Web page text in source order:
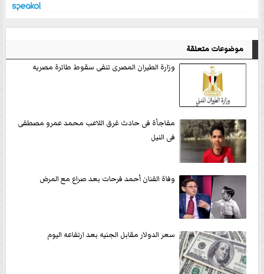
موضوعات متعلقة
وزارة الطيران المصرى تنفى سقوط طائرة مصريه
مفاجأة فى حادث غرق اللاعب محمد عمرو مصطفى
فى النيل
وفاة الفنان أحمد فرحات بعد صراع مع المرض
سعر الدولار مقابل الجنيه بعد ارتفاعه اليوم